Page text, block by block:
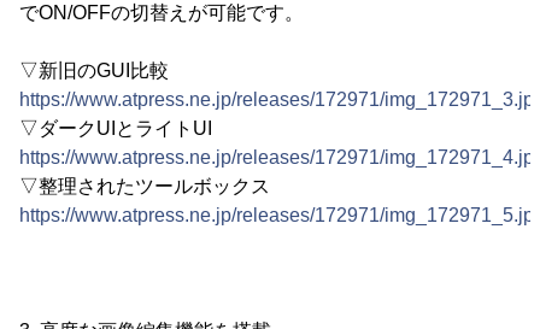
でON/OFFの切替えが可能です。
▽新旧のGUI比較
https://www.atpress.ne.jp/releases/172971/
▽ダークUIとライトUI
https://www.atpress.ne.jp/releases/172971/
▽整理されたツールボックス
https://www.atpress.ne.jp/releases/172971/